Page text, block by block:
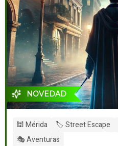
NOVEDAD
🕍 Mérida 🏷️ Street Escape
🎭 Aventuras